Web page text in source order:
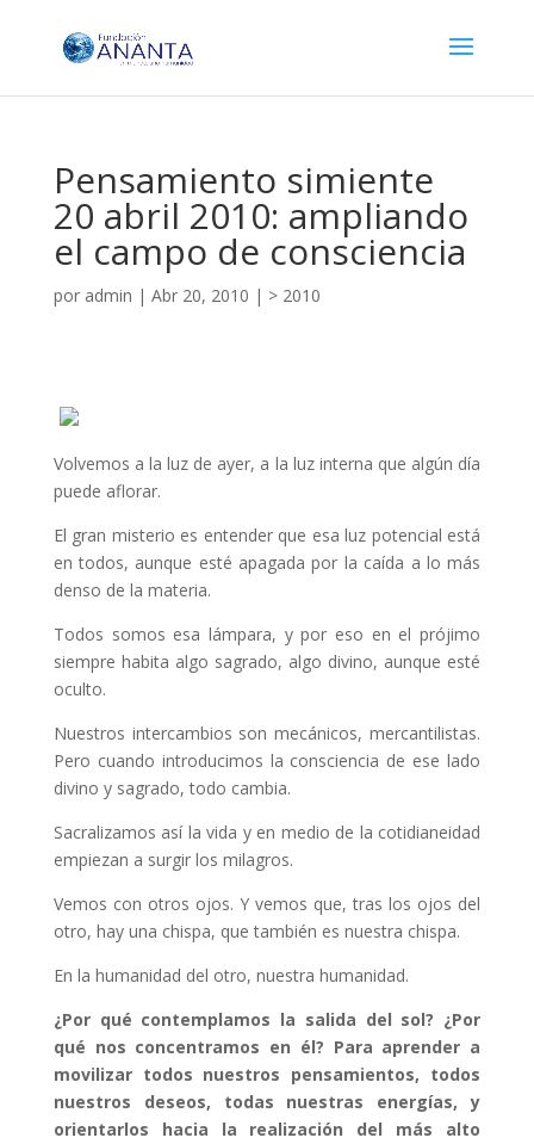
Pensamiento simiente
20 abril 2010: ampliando
el campo de consciencia
por admin | Abr 20, 2010 | > 2010
Volvemos a la luz de ayer, a la luz interna que algún día
puede aflorar.
El gran misterio es entender que esa luz potencial está
en todos, aunque esté apagada por la caída a lo más
denso de la materia.
Todos somos esa lámpara, y por eso en el prójimo
siempre habita algo sagrado, algo divino, aunque esté
oculto.
Nuestros intercambios son mecánicos, mercantilistas.
Pero cuando introducimos la consciencia de ese lado
divino y sagrado, todo cambia.
Sacralizamos así la vida y en medio de la cotidianeidad
empiezan a surgir los milagros.
Vemos con otros ojos. Y vemos que, tras los ojos del
otro, hay una chispa, que también es nuestra chispa.
En la humanidad del otro, nuestra humanidad.
¿Por qué contemplamos la salida del sol? ¿Por
qué nos concentramos en él? Para aprender a
movilizar todos nuestros pensamientos, todos
nuestros deseos, todas nuestras energías, y
orientarlos hacia la realización del más alto